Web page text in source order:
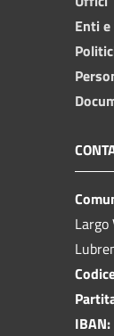
Enti
Largo
IBAN: